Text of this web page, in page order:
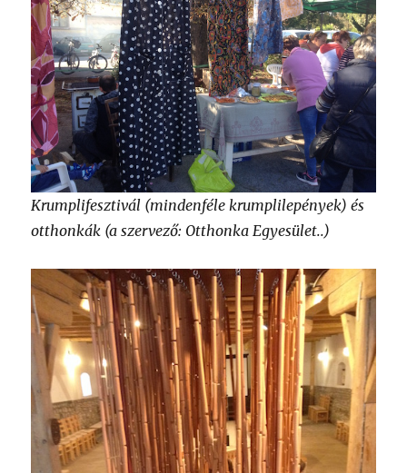
Krumplifesztivál (mindenféle krumplilepények) és
otthonkák (a szervező: Otthonka Egyesület..)